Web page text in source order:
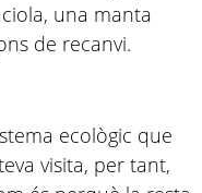
una manta
de recanvi.
ecològic que
visita, per tant,